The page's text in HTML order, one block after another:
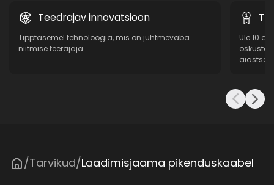
Teedrajav innovatsioon
Tipptasemel tehnoloogia, mis on juhtmevaba
niitmise teerajaja.
Üle 10
/Tarvikud/Laadimisjaama pikenduskaabel